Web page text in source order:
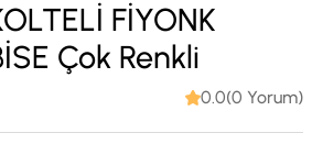
FİYONK
Çok Renkli
0.0(0 Yorum)